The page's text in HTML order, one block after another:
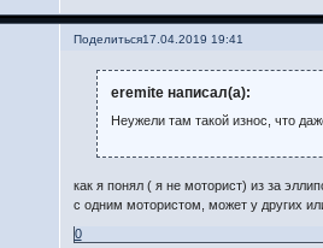
Поделиться17.04.2019 19:41
eremite написал(а):
Неужели там такой износ, что
как я понял ( я не моторист) из за
с одним мотористом, может у других
0